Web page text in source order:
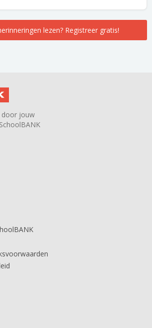
lezen? Registreer gratis!
door jouw